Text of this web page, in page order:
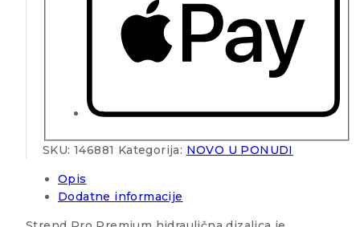
SKU: 146881 Kategorija: NOVO U PONUDI
Opis
Dodatne informacije